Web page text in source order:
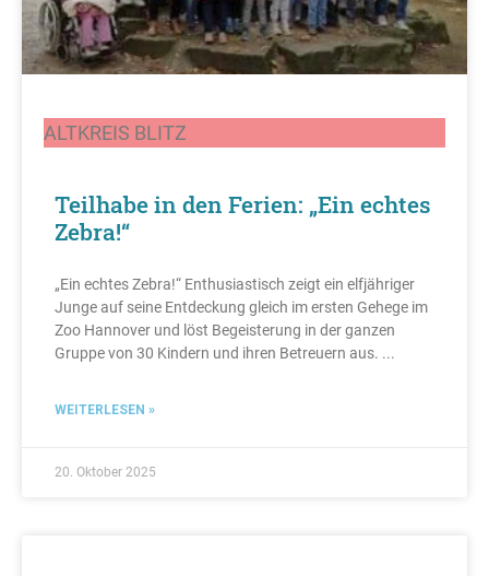
ALTKREIS BLITZ
Teilhabe in den Ferien: „Ein echtes
Zebra!“
„Ein echtes Zebra!“ Enthusiastisch zeigt ein elfjähriger
Junge auf seine Entdeckung gleich im ersten Gehege im
Zoo Hannover und löst Begeisterung in der ganzen
Gruppe von 30 Kindern und ihren Betreuern aus.
WEITERLESEN »
20. Oktober 2025